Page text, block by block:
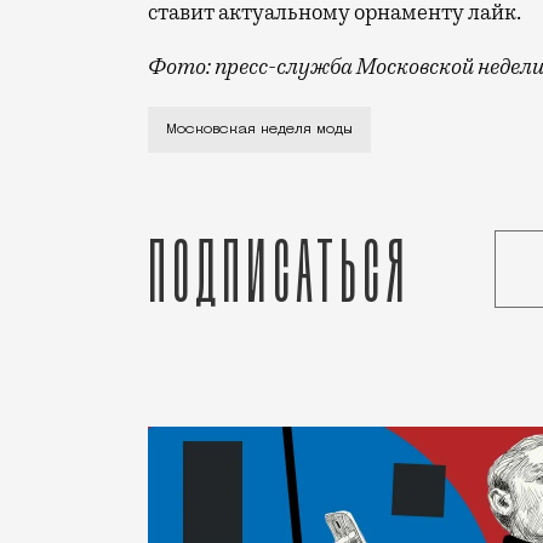
ставит актуальному орнаменту лайк.
Фото: пресс-служба Московской
В Манеже стартовала неделя моды.
Московская неделя моды
Подписаться
Мода